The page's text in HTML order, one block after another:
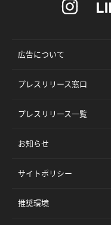
広告について
プレスリリース窓口
プレスリリース一覧
お知らせ
サイトポリシー
推奨環境